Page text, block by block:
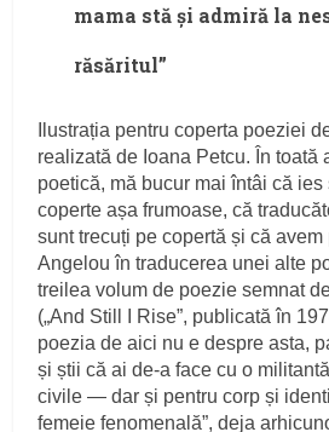
mama stă și admiră la
răsăritul”
Ilustrația pentru coperta poeziei
realizată de Ioana Petcu. În toată
poetică, mă bucur mai întâi că ies
coperte așa frumoase, că
sunt trecuți pe copertă și că
Angelou în traducerea unei alte
treilea volum de poezie semnat
(„And Still I Rise”, publicată în
poezia de aici nu e despre asta,
și știi că ai de-a face cu o
civile — dar și pentru corp și
femeie fenomenală”, deja